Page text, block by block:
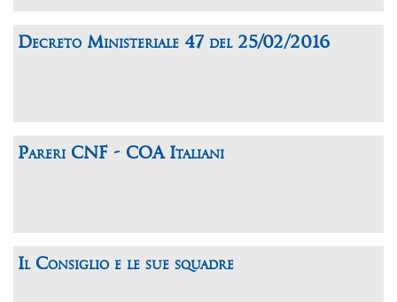
Decreto Ministeriale 47 del 25/02/2016
Pareri CNF - COA Italiani
Il Consiglio e le sue squadre